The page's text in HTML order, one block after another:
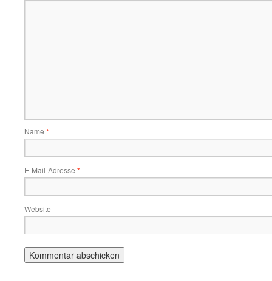
Name *
E-Mail-Adresse *
Website